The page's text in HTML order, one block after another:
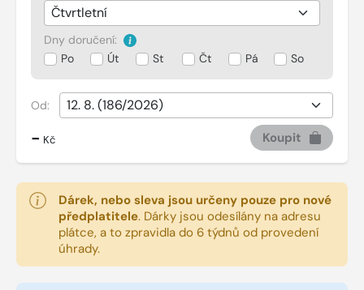
Dny doručení:
Po
Út St Čt Pá So
Od:
- Kč Koupit
Dárek, nebo sleva jsou určeny pouze pro nové
předplatitele. Dárky jsou odesílány na adresu
plátce, a to zpravidla do 6 týdnů od provedení
úhrady.